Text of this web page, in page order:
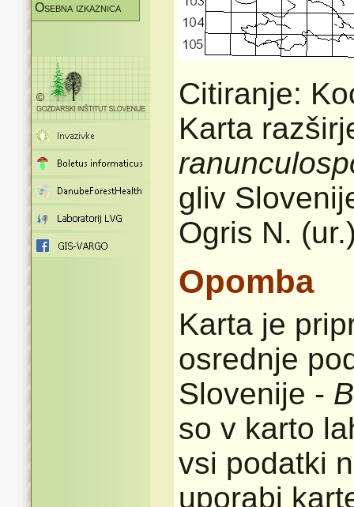
Osebna izkaznica
Citiranje:
Karta
gliv
Ogris N.
Opomba
Karta je
osrednje
Slovenije -
so v karto
vsi podatki
uporabi